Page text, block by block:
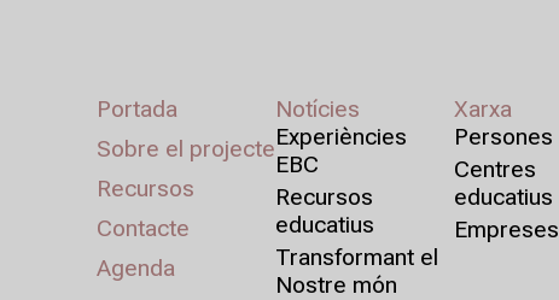
Portada
Sobre el projecte
Recursos
Contacte
Agenda
Notícies
Experiències
EBC
Recursos
educatius
Transformant el
Nostre món
Xarxa
Persones
Centres
educatius
Empreses